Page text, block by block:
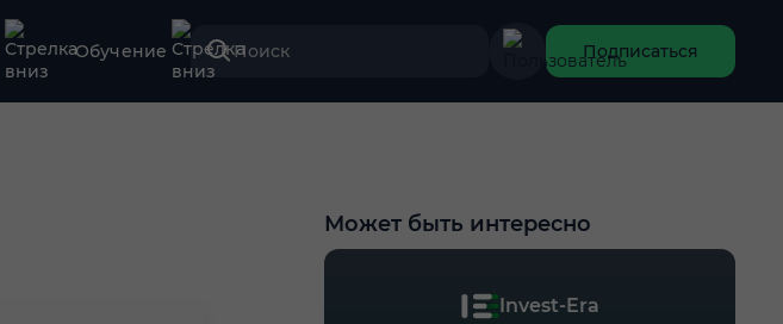
Обучение Поиск Подписаться
Может быть интересно
Invest-Era